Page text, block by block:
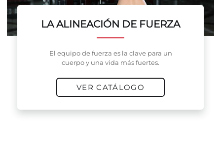
LA ALINEACIÓN DE FUERZA
El equipo de fuerza es la clave para un
cuerpo y una vida más fuertes.
VER CATÁLOGO